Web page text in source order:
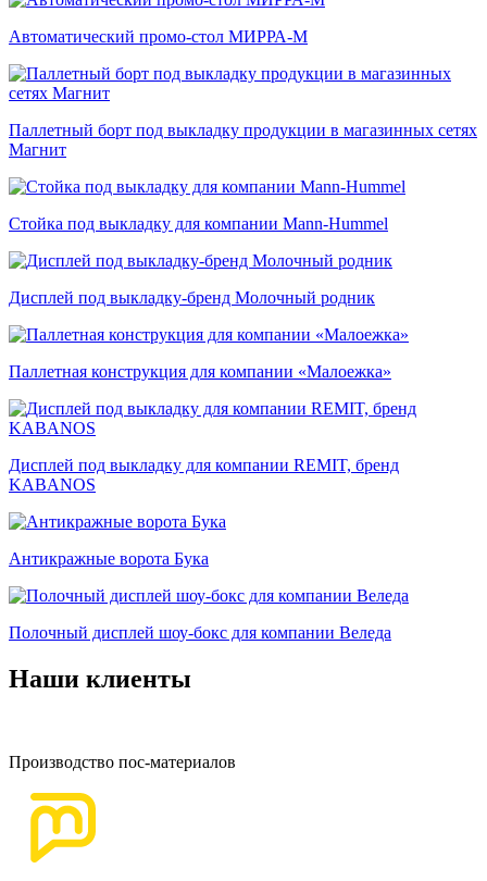
Автоматический промо-стол МИРРА-М
Паллетный борт под выкладку продукции в магазинных сетях
Магнит
Стойка под выкладку для компании Mann-Hummel
Дисплей под выкладку-бренд Молочный родник
Паллетная конструкция для компании «Малоежка»
Дисплей под выкладку для компании REMIT, бренд
KABANOS
Антикражные ворота Бука
Полочный дисплей шоу-бокс для компании Веледа
Наши клиенты
Производство пос-материалов